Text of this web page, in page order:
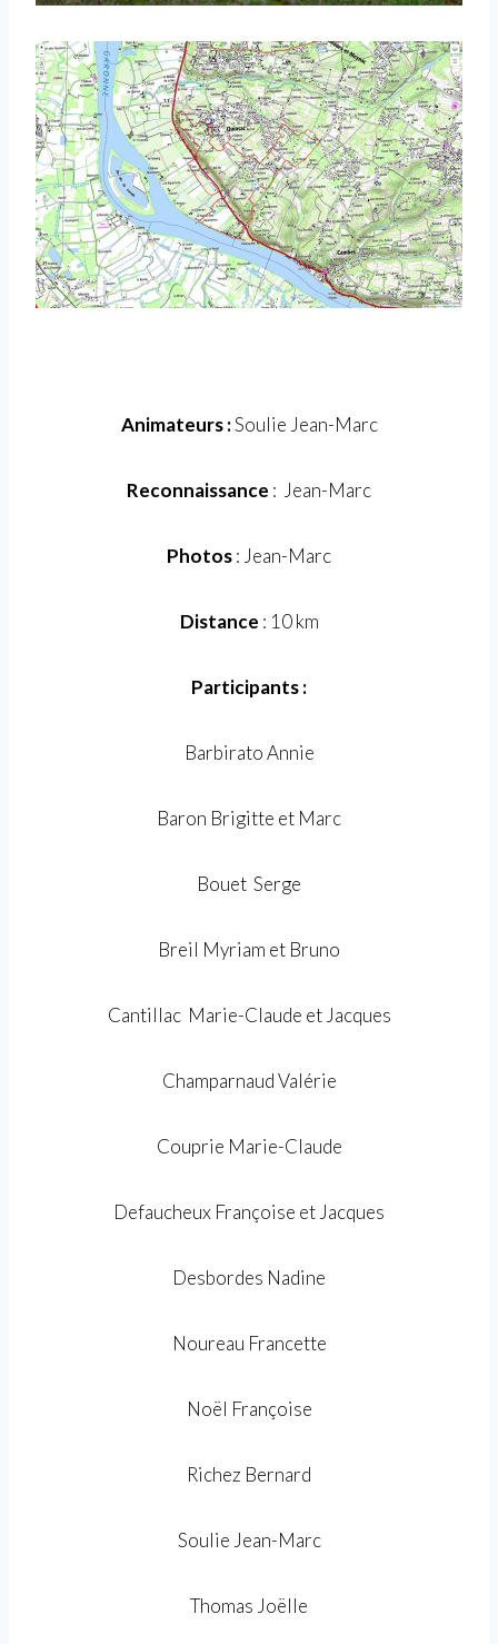
Animateurs :Soulie Jean-Marc
Reconnaissance : Jean-Marc
Photos: Jean-Marc
Distance : 10 km
Participants :
Barbirato Annie
Baron Brigitte et Marc
Bouet Serge
Breil Myriam et Bruno
Cantillac Marie-Claude et Jacques
Champarnaud Valérie
Couprie Marie-Claude
Defaucheux Françoise et Jacques
Desbordes Nadine
Noureau Francette
Noël Françoise
Richez Bernard
Soulie Jean-Marc
Thomas Joëlle